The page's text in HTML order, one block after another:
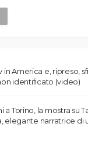
in America e, ripreso,
identificato (video)
a Torino, la mostra su
elegante narratrice di